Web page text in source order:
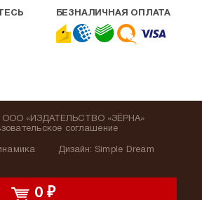
0 ₽
БЕЗНАЛИЧНАЯ ОПЛАТА
ООО «ИЗДАТЕЛЬСТВО «ЗЁРНА»
соглашение
Дизайн: Simple Dream